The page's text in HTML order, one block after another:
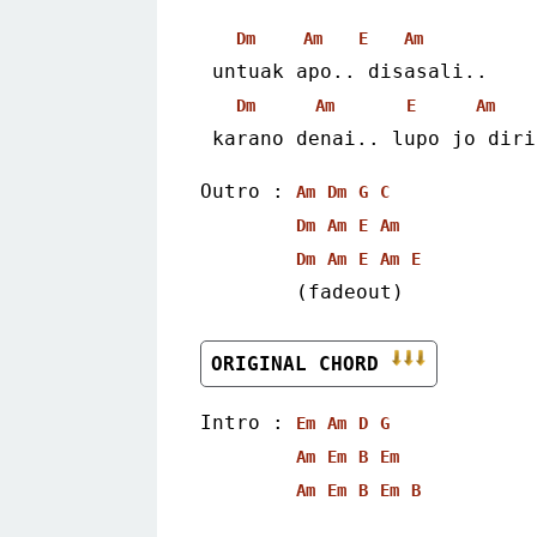
Dm Am E Am
untuak apo.. disasali..
Dm Am E Am
karano denai.. lupo jo
Outro : Am Dm G
C
Dm
Am E
Am
Dm
Am E Am E
        (fadeout)
ORIGINAL CHORD
Intro : Em Am D
G
Am
Em B
Em
Am
Em B Em B